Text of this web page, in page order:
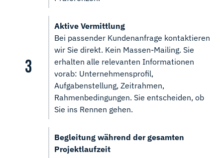
Aktive Vermittlung
Bei passender Kundenanfrage kontaktieren
wir Sie direkt. Kein Massen-Mailing. Sie
erhalten alle relevanten Informationen
vorab: Unternehmensprofil,
Aufgabenstellung, Zeitrahmen,
Rahmenbedingungen. Sie entscheiden, ob
Sie ins Rennen gehen.
Begleitung während der gesamten
Projektlaufzeit